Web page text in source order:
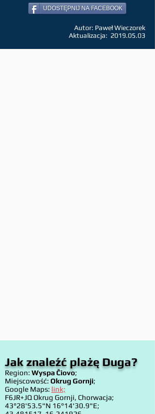
UDOSTĘPNIJ NA FACEBOOK
Autor: Paweł Wieczorek
Aktualizacja: 2019.05.03
Jak znaleźć plażę Duga?
Region: Wyspa Čiovo;
Miejscowość: Okrug Gornji;
Google Maps: link;
F6JR+JQ Okrug Gornji, Chorwacja;
43°28'53.5"N 16°14'30.9"E;